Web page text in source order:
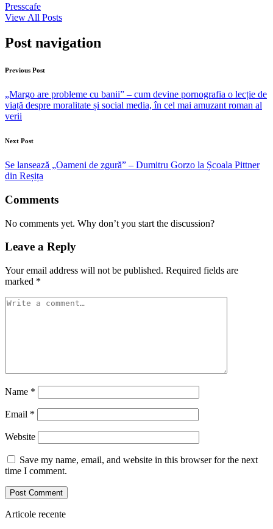
Presscafe
View All Posts
Post navigation
Previous Post
„Margo are probleme cu banii” – cum devine pornografia o lecție de
viață despre moralitate și social media, în cel mai amuzant roman al
verii
Next Post
Se lansează „Oameni de zgură” – Dumitru Gorzo la Școala Pittner
din Reșița
Comments
No comments yet. Why don’t you start the discussion?
Leave a Reply
Your email address will not be published. Required fields are
marked *
Name *
Email *
Website
Save my name, email, and website in this browser for the next
time I comment.
Articole recente